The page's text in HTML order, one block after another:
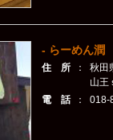
- らーめん潤
住 所 ：
秋田
山王
電 話
： 018-